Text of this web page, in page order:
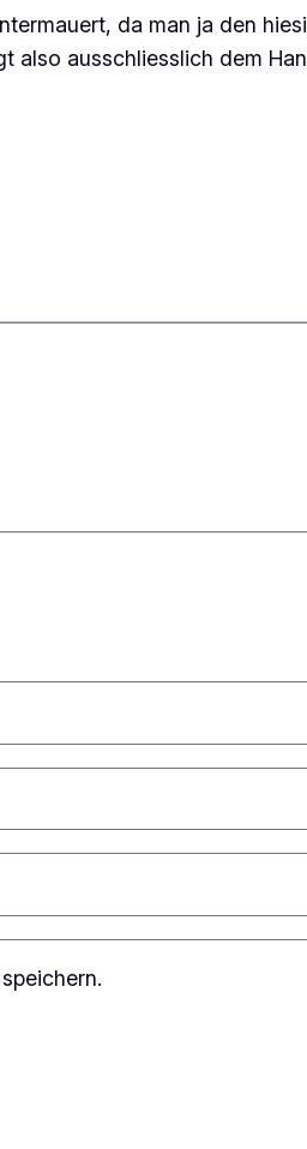
da man ja den
also ausschliesslich dem